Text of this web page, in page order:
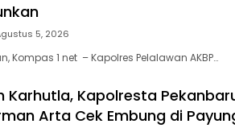
5, 2026
Kompas 1 net – Kapolres Pelalawan AKBP…
Karhutla, Kapolresta
Arta Cek Embung di